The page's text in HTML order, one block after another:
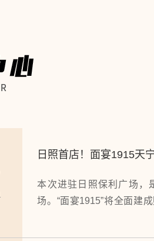
日照首店！面宴1915天
本次进驻日照保利广场，
场。“面宴1915”将全面建